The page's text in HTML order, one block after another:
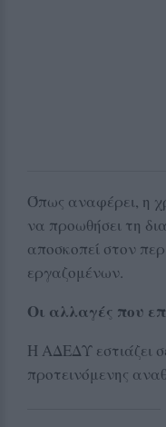
Όπως αναφέρει, η
να προωθήσει τη
αποσκοπεί στον
εργαζομένων.
Οι αλλαγές που
Η ΑΔΕΔΥ εστιάζει
προτεινόμενης